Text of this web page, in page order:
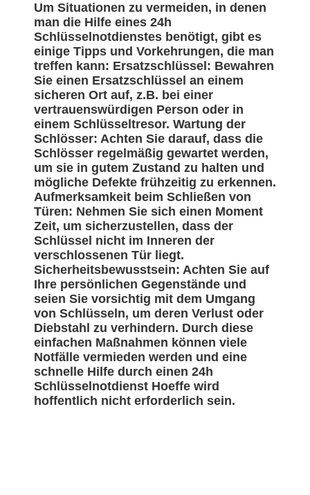
Um Situationen zu vermeiden, in denen
man die Hilfe eines 24h
Schlüsselnotdienstes benötigt, gibt es
einige Tipps und Vorkehrungen, die man
treffen kann: Ersatzschlüssel: Bewahren
Sie einen Ersatzschlüssel an einem
sicheren Ort auf, z.B. bei einer
vertrauenswürdigen Person oder in
einem Schlüsseltresor. Wartung der
Schlösser: Achten Sie darauf, dass die
Schlösser regelmäßig gewartet werden,
um sie in gutem Zustand zu halten und
mögliche Defekte frühzeitig zu erkennen.
Aufmerksamkeit beim Schließen von
Türen: Nehmen Sie sich einen Moment
Zeit, um sicherzustellen, dass der
Schlüssel nicht im Inneren der
verschlossenen Tür liegt.
Sicherheitsbewusstsein: Achten Sie auf
Ihre persönlichen Gegenstände und
seien Sie vorsichtig mit dem Umgang
von Schlüsseln, um deren Verlust oder
Diebstahl zu verhindern. Durch diese
einfachen Maßnahmen können viele
Notfälle vermieden werden und eine
schnelle Hilfe durch einen 24h
Schlüsselnotdienst Hoeffe wird
hoffentlich nicht erforderlich sein.